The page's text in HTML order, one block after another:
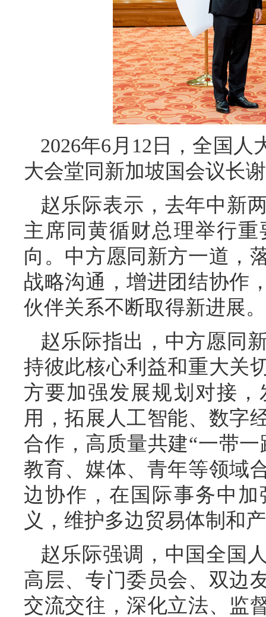
2026年6月12日，全国
大会堂同新加坡国会议长
赵乐际表示，去年中新
主席同黄循财总理举行
向。中方愿同新方一道，
战略沟通，增进团结协作
伙伴关系不断取得新进展。
赵乐际指出，中方愿同
持彼此核心利益和重大关
方要加强发展规划对接
用，拓展人工智能、数字
合作，高质量共建“一带
教育、媒体、青年等领域
边协作，在国际事务中
义，维护多边贸易体制和
赵乐际强调，中国全国
高层、专门委员会、双边
交流交往，深化立法、监